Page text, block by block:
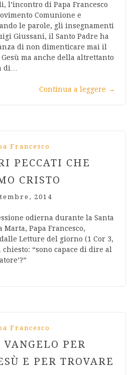
l’incontro di Papa Francesco
Comunione e
le parole, gli insegnamenti
Giussani, il Santo Padre ha
di non dimenticare mai il
ma anche della altrettanto
di…
Continua a leggere →
Francesco
PECCATI CHE
CRISTO
2014
odierna durante la Santa
Marta, Papa Francesco,
Letture del giorno (1 Cor 3,
chiesto: “sono capace di dire al
Francesco
PER
E PER TROVARE